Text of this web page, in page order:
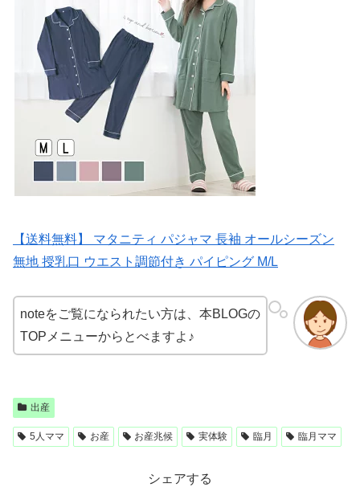
【送料無料】 マタニティ パジャマ 長袖 オールシーズン
無地 授乳口 ウエスト調節付き パイピング M/L
noteをご覧になられたい方は、本BLOGの
TOPメニューからとべますよ♪
出産
5人ママ お産 お産兆候 実体験 臨月 臨月ママ
シェアする